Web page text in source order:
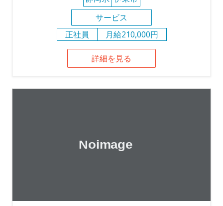
サービス
正社員
月給210,000円
詳細を見る